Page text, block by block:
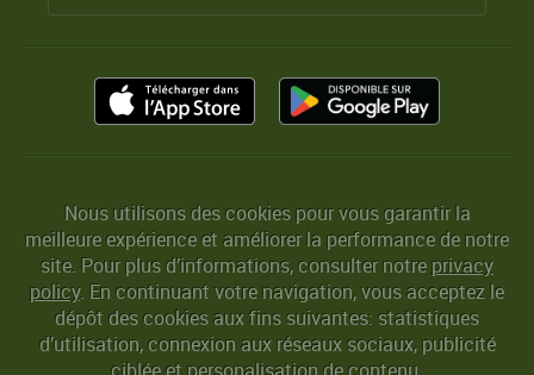
Nous utilisons des cookies pour vous garantir la
meilleure expérience et améliorer la performance de notre
site. Pour plus d’informations, consulter notreprivacy
policy. En continuant votre navigation, vous acceptez le
dépôt des cookies aux fins suivantes: statistiques
d’utilisation, connexion aux réseaux sociaux, publicité